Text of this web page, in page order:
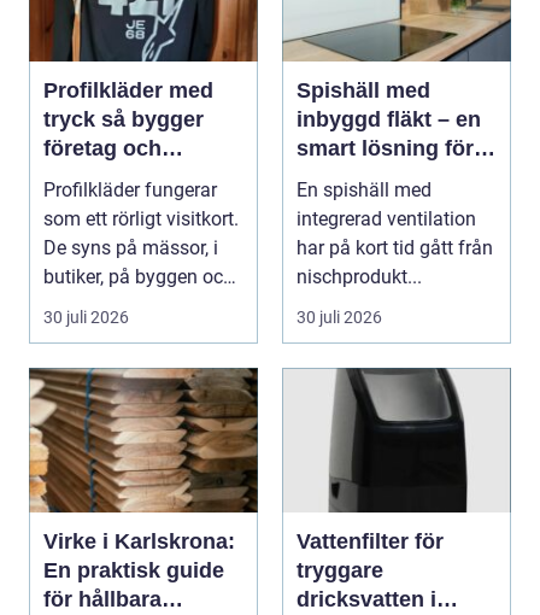
Profilkläder med
tryck så bygger
företag och
klubbar en starkare
identitet
Profilkläder fungerar
som ett rörligt visitkort.
De syns på mässor, i
butiker, på byggen och
längs v...
30 juli 2026
Spishäll med
inbyggd fläkt – en
smart lösning för
moderna kök
En spishäll med
integrerad ventilation
har på kort tid gått från
nischprodukt...
30 juli 2026
Virke i Karlskrona:
En praktisk guide
för hållbara
Vattenfilter för
tryggare
dricksvatten i